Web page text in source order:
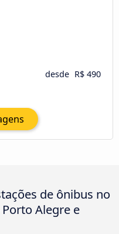
desde R$ 490
de ônibus no
Alegre e